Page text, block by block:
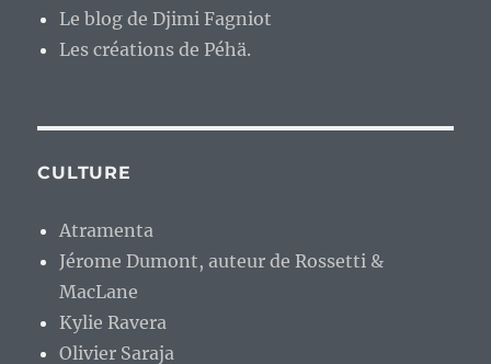
Le blog de Djimi Fagniot
Les créations de Péhä.
CULTURE
Atramenta
Jérome Dumont, auteur de Rossetti &
MacLane
Kylie Ravera
Olivier Saraja